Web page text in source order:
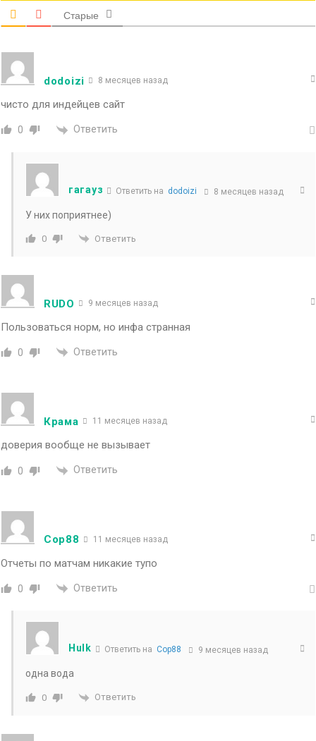
Старые
dodoizi 8 месяцев назад
чисто для индейцев сайт
0 Ответить
гагауз Ответить на dodoizi 8 месяцев назад
У них поприятнее)
0 Ответить
RUDO 9 месяцев назад
Пользоваться норм, но инфа странная
0 Ответить
Крама 11 месяцев назад
доверия вообще не вызывает
0 Ответить
Сop88 11 месяцев назад
Отчеты по матчам никакие тупо
0 Ответить
Hulk Ответить на Сop88 9 месяцев назад
одна вода
0 Ответить